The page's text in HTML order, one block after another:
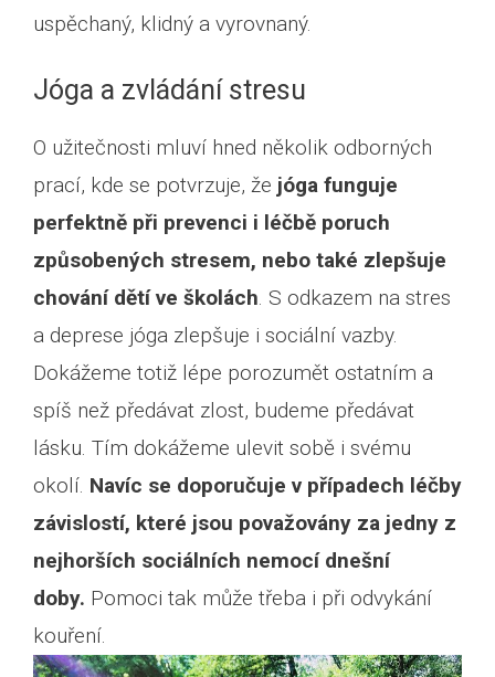
uspěchaný, klidný a vyrovnaný.
Jóga a zvládání stresu
O užitečnosti mluví hned několik odborných
prací, kde se potvrzuje, že jóga funguje
perfektně při prevenci i léčbě poruch
způsobených stresem, nebo také zlepšuje
chování dětí ve školách. S odkazem na stres
a deprese jóga zlepšuje i sociální vazby.
Dokážeme totiž lépe porozumět ostatním a
spíš než předávat zlost, budeme předávat
lásku. Tím dokážeme ulevit sobě i svému
okolí. Navíc se doporučuje v případech léčby
závislostí, které jsou považovány za jedny z
nejhorších sociálních nemocí dnešní
doby. Pomoci tak může třeba i při odvykání
kouření.